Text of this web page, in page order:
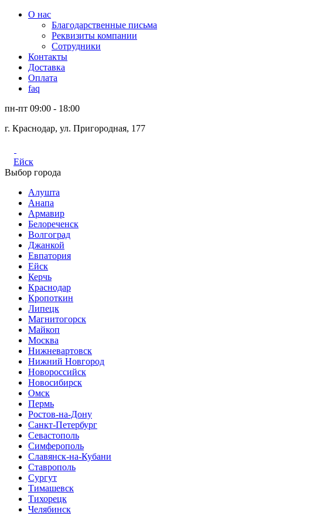
О нас
Благодарственные письма
Реквизиты компании
Сотрудники
Контакты
Доставка
Оплата
faq
пн-пт 09:00 - 18:00
г. Краснодар, ул. Пригородная, 177
Ейск
Выбор города
Алушта
Анапа
Армавир
Белореченск
Волгоград
Джанкой
Евпатория
Ейск
Керчь
Краснодар
Кропоткин
Липецк
Магнитогорск
Майкоп
Москва
Нижневартовск
Нижний Новгород
Новороссийск
Новосибирск
Омск
Пермь
Ростов-на-Дону
Санкт-Петербург
Севастополь
Симферополь
Славянск-на-Кубани
Ставрополь
Сургут
Тимашевск
Тихорецк
Челябинск